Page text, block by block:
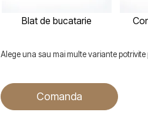
Blat de bucatarie
Alege una sau mai multe variante
Comanda